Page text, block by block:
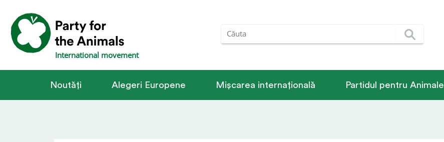
International movement
Noutăți Alegeri Europene Mișcarea internațională Partidul pentru Animale